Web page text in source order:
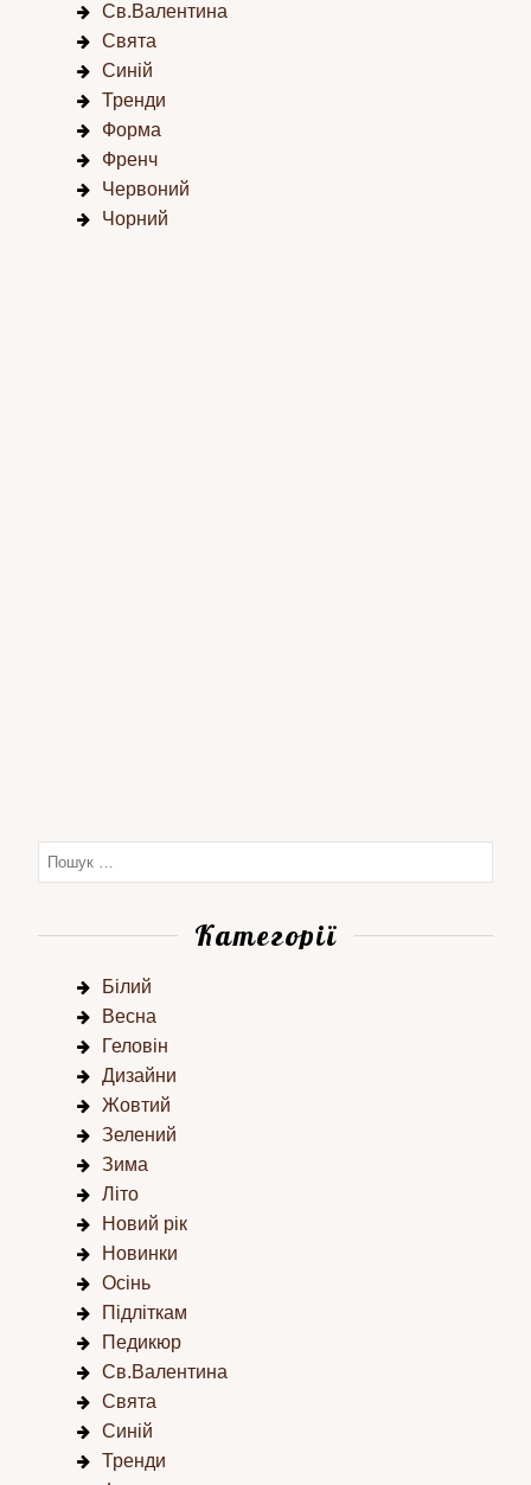
Св.Валентина
Свята
Синій
Тренди
Форма
Френч
Червоний
Чорний
Категорії
Білий
Весна
Геловін
Дизайни
Жовтий
Зелений
Зима
Літо
Новий рік
Новинки
Осінь
Підліткам
Педикюр
Св.Валентина
Свята
Синій
Тренди